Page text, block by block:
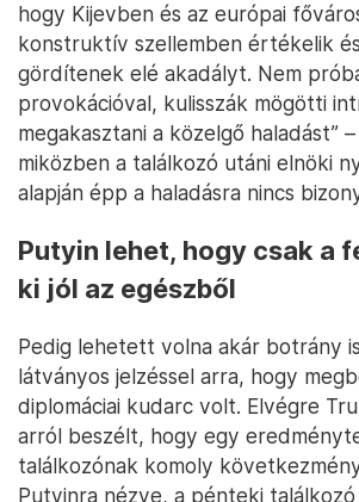
hogy Kijevben és az európai
konstruktív szellemben értékelik
gördítenek elé akadályt. Nem
provokációval, kulisszák mögötti
megakasztani a közelgő haladást”
miközben a találkozó utáni elnöki
alapján épp a haladásra nincs
Putyin lehet, hogy csak a
ki jól az egészből
Pedig lehetett volna akár botrány
látványos jelzéssel arra, hogy
diplomáciai kudarc volt. Elvégre
arról beszélt, hogy egy
találkozónak komoly
Putyinra nézve, a pénteki